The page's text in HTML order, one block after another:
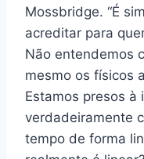
Mossbridge. “É
acreditar para
Não entendemos
mesmo os físicos
Estamos presos à
verdadeiramente
tempo de forma